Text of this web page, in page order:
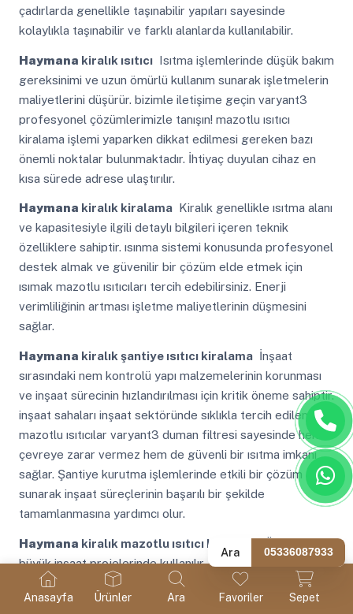
Anasayfa Ürünler Ara Favoriler Sepet
çadırlarda genellikle taşınabilir yapıları sayesinde
kolaylıkla taşınabilir ve farklı alanlarda kullanılabilir.
Haymana kiralık ısıtıcıIsıtma işlemlerinde düşük bakım
gereksinimi ve uzun ömürlü kullanım sunarak işletmelerin
maliyetlerini düşürür. bizimle iletişime geçin varyant3
profesyonel çözümlerimizle tanışın! mazotlu ısıtıcı
kiralama işlemi yaparken dikkat edilmesi gereken bazı
önemli noktalar bulunmaktadır. İhtiyaç duyulan cihaz en
kısa sürede adrese ulaştırılır.
Haymana kiralık kiralamaKiralık genellikle ısıtma alanı
ve kapasitesiyle ilgili detaylı bilgileri içeren teknik
özelliklere sahiptir. ısınma sistemi konusunda profesyonel
destek almak ve güvenilir bir çözüm elde etmek için
ısımak mazotlu ısıtıcıları tercih edebilirsiniz. Enerji
verimliliğinin artması işletme maliyetlerinin düşmesini
sağlar.
Haymana kiralık şantiye ısıtıcı kiralamaİnşaat
sırasındaki nem kontrolü yapı malzemelerinin korunması
ve inşaat sürecinin hızlandırılması için kritik öneme sahiptir.
inşaat sahaları inşaat sektöründe sıklıkla tercih edilen
mazotlu ısıtıcılar varyant3 duman filtresi sayesinde hem
çevreye zarar vermez hem de güvenli bir ısıtma imkanı
sağlar. Şantiye kurutma işlemlerinde etkili bir çözüm
sunarak inşaat süreçlerinin başarılı bir şekilde
tamamlanmasına yardımcı olur.
Haymana kiralık mazotlu ısıtıcı kiralama
büyük inşaat projelerinde kullanılır. daha temiz hava filtreli
mazotlu ısıtıcılar varyant3 yanma işlemi sırasında oluşan
duman ve partiküllerin filtrelenerek dışarı salınmasını
Ara 05336087933